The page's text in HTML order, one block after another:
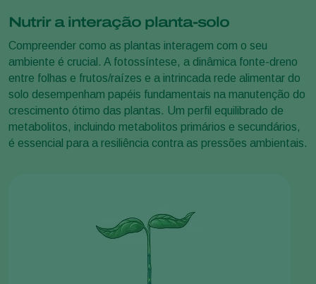
Nutrir a interação planta-solo
Compreender como as plantas interagem com o seu
ambiente é crucial. A fotossíntese, a dinâmica fonte-dreno
entre folhas e frutos/raízes e a intrincada rede alimentar do
solo desempenham papéis fundamentais na manutenção do
crescimento ótimo das plantas. Um perfil equilibrado de
metabolitos, incluindo metabolitos primários e secundários,
é essencial para a resiliência contra as pressões ambientais.